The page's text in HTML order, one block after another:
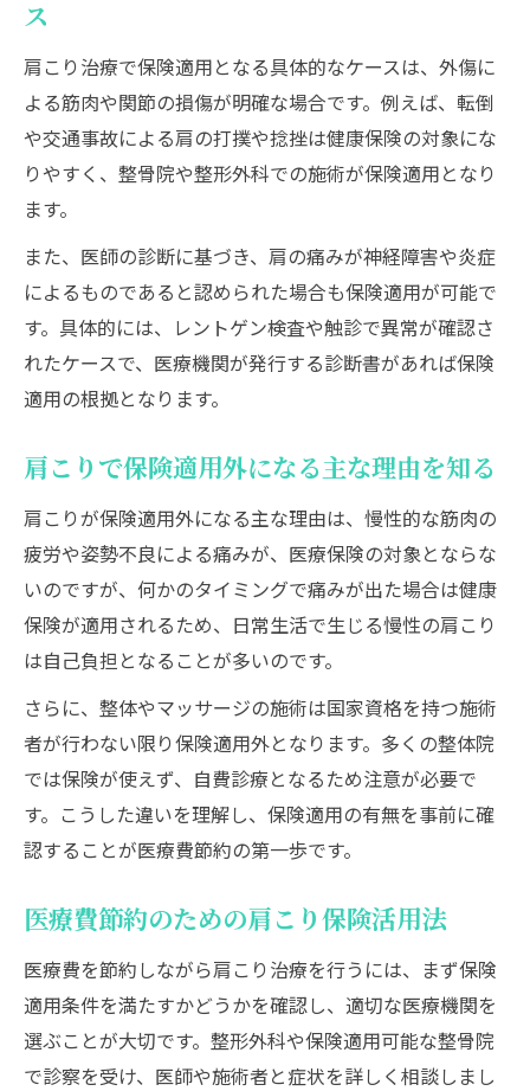
整骨院で肩こり保険適用する際の注意点
肩こり治療に保険を使うための判断基準
肩こり治療で保険適用となる判断の流れ
肩こり保険適用の可否を見極める基準
保険適用が可能な肩こり症状の見分け方
肩こり治療の保険活用で失敗しないコツ
注射治療で肩こりに保険は使える？
肩こり注射治療の保険適用範囲を整理
肩こり保険適用の注射治療の流れと注意
肩こり注射治療で保険活用するための基準
肩こり注射治療と保険適用の実際の違い
ス
肩こり治療で保険適用となる具体的なケースは、外傷に
よる筋肉や関節の損傷が明確な場合です。例えば、転倒
や交通事故による肩の打撲や捻挫は健康保険の対象にな
りやすく、整骨院や整形外科での施術が保険適用となり
ます。
また、医師の診断に基づき、肩の痛みが神経障害や炎症
によるものであると認められた場合も保険適用が可能で
す。具体的には、レントゲン検査や触診で異常が確認さ
れたケースで、医療機関が発行する診断書があれば保険
適用の根拠となります。
肩こりで保険適用外になる主な理由を知る
肩こりが保険適用外になる主な理由は、慢性的な筋肉の
疲労や姿勢不良による痛みが、医療保険の対象とならな
いのですが、何かのタイミングで痛みが出た場合は健康
保険が適用されるため、日常生活で生じる慢性の肩こり
は自己負担となることが多いのです。
さらに、整体やマッサージの施術は国家資格を持つ施術
者が行わない限り保険適用外となります。多くの整体院
では保険が使えず、自費診療となるため注意が必要で
す。こうした違いを理解し、保険適用の有無を事前に確
認することが医療費節約の第一歩です。
医療費節約のための肩こり保険活用法
医療費を節約しながら肩こり治療を行うには、まず保険
適用条件を満たすかどうかを確認し、適切な医療機関を
選ぶことが大切です。整形外科や保険適用可能な整骨院
で診察を受け、医師や施術者と症状を詳しく相談しまし